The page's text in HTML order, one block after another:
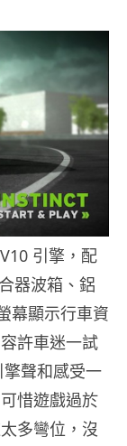
引擎，配
器波箱、鋁
幕顯示行車資
許車迷一試
聲和感受一
惜遊戲過於
多彎位，沒